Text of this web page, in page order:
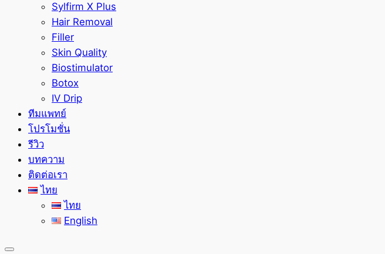
Sylfirm X Plus
Hair Removal
Filler
Skin Quality
Biostimulator
Botox
IV Drip
ทีมแพทย์
โปรโมชั่น
รีวิว
บทความ
ติดต่อเรา
ไทย
ไทย
English